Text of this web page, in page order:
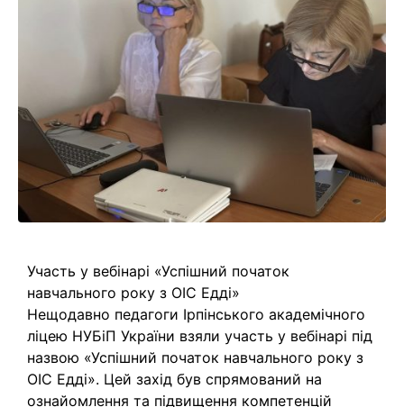
Участь у вебінарі «Успішний початок
навчального року з ОІС Едді»
Нещодавно педагоги Ірпінського академічного
ліцею НУБіП України взяли участь у вебінарі під
назвою «Успішний початок навчального року з
ОІС Едді». Цей захід був спрямований на
ознайомлення та підвищення компетенцій